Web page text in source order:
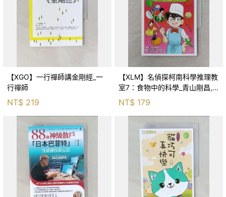
【XGO】一行禪師講金剛經_一
行禪師
NT$ 219
【XLM】名偵探柯南科學推理教
室7：食物中的科學_青山剛昌,
NT$ 179